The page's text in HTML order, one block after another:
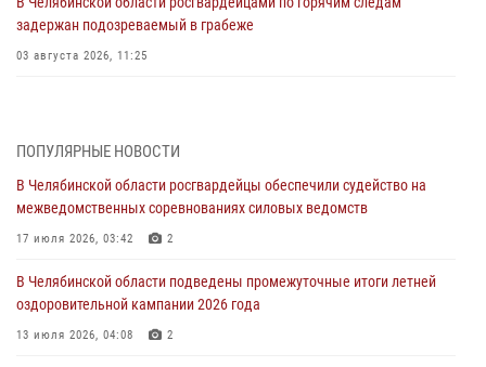
задержан подозреваемый в грабеже
03 августа 2026, 11:25
03 августа 2026, 09:22 1
Авиация Росгвардии совершила более 250 санитарных вылетов в
Донецкой Народной Республике
31 июля 2026, 11:33
Росгвардия обеспечивает безопасность граждан на южном
направлении
31 июля 2026, 11:32
ПОПУЛЯРНЫЕ НОВОСТИ
В Челябинской области росгвардейцы обеспечили судейство на
межведомственных соревнованиях силовых ведомств
17 июля 2026, 03:42 2
В Челябинской области подведены промежуточные итоги летней
оздоровительной кампании 2026 года
13 июля 2026, 04:08 2